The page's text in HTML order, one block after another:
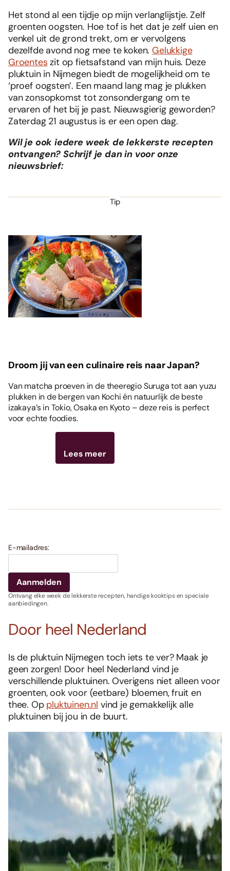
Het stond al een tijdje op mijn verlanglijstje. Zelf
groenten oogsten. Hoe tof is het dat je zelf uien en
venkel uit de grond trekt, om er vervolgens
dezelfde avond nog mee te koken.Gelukkige
Groentes zit op fietsafstand van mijn huis. Deze
pluktuin in Nijmegen biedt de mogelijkheid om te
‘proef oogsten’. Een maand lang mag je plukken
van zonsopkomst tot zonsondergang om te
ervaren of het bij je past. Nieuwsgierig geworden?
Zaterdag 21 augustus is er een open dag.
Wil je ook iedere week de lekkerste recepten
ontvangen? Schrijf je dan in voor onze
nieuwsbrief:
Tip
Droom jij van een culinaire reis naar Japan?
Van matcha proeven in de theeregio Suruga tot aan yuzu
plukken in de bergen van Kochi én natuurlijk de beste
izakaya’s in Tokio, Osaka en Kyoto – deze reis is perfect
voor echte foodies.
Lees meer
E-mailadres:
Ontvang elke week de lekkerste recepten, handige kooktips en speciale
aanbiedingen.
Door heel Nederland
Is de pluktuin Nijmegen toch iets te ver? Maak je
geen zorgen! Door heel Nederland vind je
verschillende pluktuinen. Overigens niet alleen voor
groenten, ook voor (eetbare) bloemen, fruit en
thee. Op pluktuinen.nl vind je gemakkelijk alle
pluktuinen bij jou in de buurt.